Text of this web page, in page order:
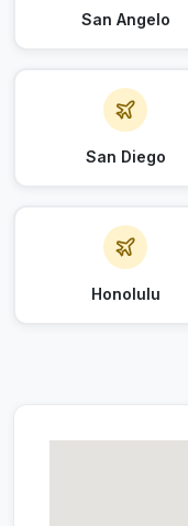
San Angelo
San Diego
Honolulu